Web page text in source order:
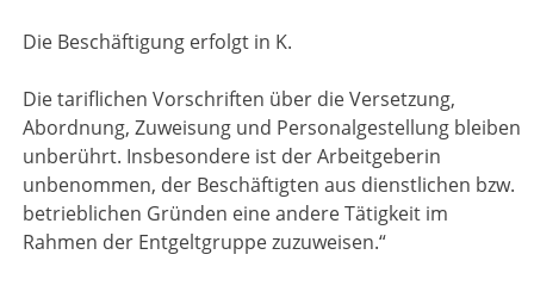
Die Beschäftigung erfolgt in K.
Die tariflichen Vorschriften über die Versetzung,
Abordnung, Zuweisung und Personalgestellung bleiben
unberührt. Insbesondere ist der Arbeitgeberin
unbenommen, der Beschäftigten aus dienstlichen bzw.
betrieblichen Gründen eine andere Tätigkeit im
Rahmen der Entgeltgruppe zuzuweisen.“